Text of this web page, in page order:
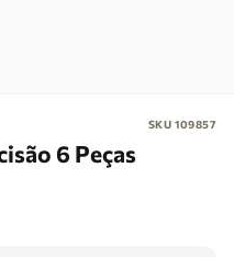
SKU 109857
6 Peças